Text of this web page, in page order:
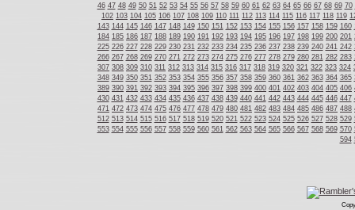
46 47 48 49 50 51 52 53 54 55 56 57 58 59 60 61 62 63 64 65 66 67 68 69 70
102 103 104 105 106 107 108 109 110 111 112 113 114 115 116 117 118 119
143 144 145 146 147 148 149 150 151 152 153 154 155 156 157 158 159 160
184 185 186 187 188 189 190 191 192 193 194 195 196 197 198 199 200 201
225 226 227 228 229 230 231 232 233 234 235 236 237 238 239 240 241 242
266 267 268 269 270 271 272 273 274 275 276 277 278 279 280 281 282 283
307 308 309 310 311 312 313 314 315 316 317 318 319 320 321 322 323 324
348 349 350 351 352 353 354 355 356 357 358 359 360 361 362 363 364 365
389 390 391 392 393 394 395 396 397 398 399 400 401 402 403 404 405 406
430 431 432 433 434 435 436 437 438 439 440 441 442 443 444 445 446 447
471 472 473 474 475 476 477 478 479 480 481 482 483 484 485 486 487 488
512 513 514 515 516 517 518 519 520 521 522 523 524 525 526 527 528 529
553 554 555 556 557 558 559 560 561 562 563 564 565 566 567 568 569 570
594